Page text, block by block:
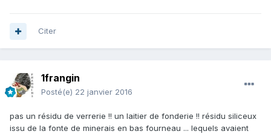
Citer
1frangin
Posté(e) 22 janvier 2016
pas un résidu de verrerie !! un laitier de fonderie !! résidu siliceux
issu de la fonte de minerais en bas fourneau ... lequels avaient